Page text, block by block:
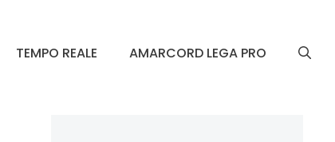
TEMPO REALE AMARCORD LEGA PRO